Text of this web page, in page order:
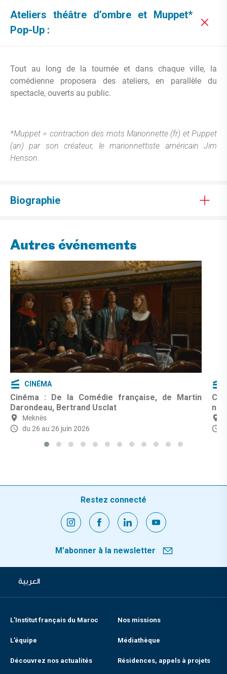
Ateliers théâtre d’ombre et Muppet*
Pop-Up :
Tout au long de la tournée et dans chaque ville, la
comédienne proposera des ateliers, en parallèle du
spectacle, ouverts au public.
*Muppet = contraction des mots Marionnette (fr) et Puppet
(an) par son créateur, le marionnettiste américain Jim
Henson.
Biographie
Autres événements
CINÉMA
Cinéma : De la Comédie française, de Martin
Darondeau, Bertrand Usclat
Meknès
du 26 au 26 juin 2026
Restez connecté
M’abonner à la newsletter
العربية
L’Institut français du Maroc Nos missions
L’équipe Médiathèque
Découvrez nos actualités Résidences, appels à projets